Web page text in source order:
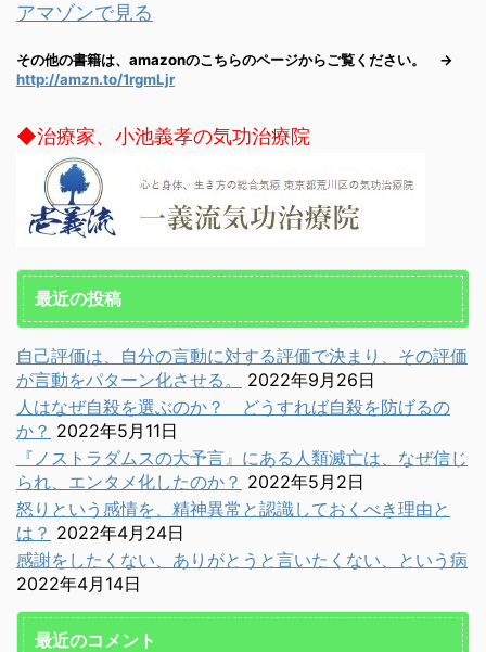
アマゾンで見る
その他の書籍は、amazonのこちらのページからご覧ください。 →
http://amzn.to/1rgmLjr
◆治療家、小池義孝の気功治療院
最近の投稿
自己評価は、自分の言動に対する評価で決まり、その評価
が言動をパターン化させる。
2022年9月26日
人はなぜ自殺を選ぶのか？ どうすれば自殺を防げるの
か？ 2022年5月11日
『ノストラダムスの大予言』にある人類滅亡は、なぜ信じ
られ、エンタメ化したのか？ 2022年5月2日
怒りという感情を、精神異常と認識しておくべき理由と
は？ 2022年4月24日
感謝をしたくない、ありがとうと言いたくない、という病
2022年4月14日
最近のコメント